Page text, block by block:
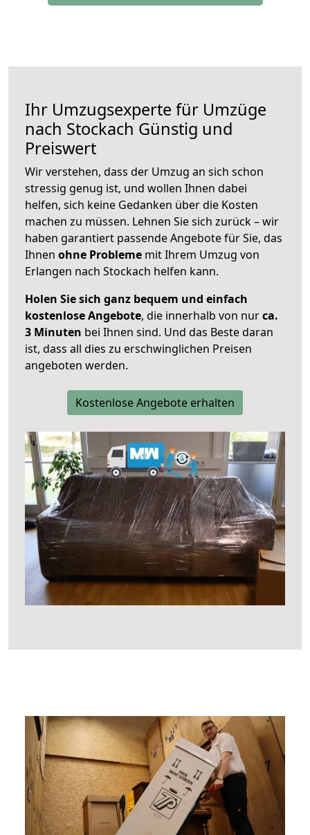
Ihr Umzugsexperte für Umzüge
nach Stockach Günstig und
Preiswert
Wir verstehen, dass der Umzug an sich schon
stressig genug ist, und wollen Ihnen dabei
helfen, sich keine Gedanken über die Kosten
machen zu müssen. Lehnen Sie sich zurück – wir
haben garantiert passende Angebote für Sie, das
Ihnen ohne Probleme mit Ihrem Umzug von
Erlangen nach Stockach helfen kann.
Holen Sie sich ganz bequem und einfach
kostenlose Angebote, die innerhalb von nurca.
3 Minuten bei Ihnen sind. Und das Beste daran
ist, dass all dies zu erschwinglichen Preisen
angeboten werden.
Kostenlose Angebote erhalten